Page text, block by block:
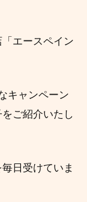
エースペイン
キャンペーン
ご紹介いたし
日受けていま